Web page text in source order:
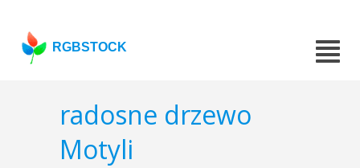
RGBSTOCK
radosne drzewo
Motyli